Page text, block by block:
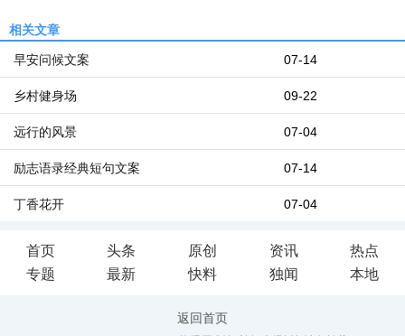
相关文章
07-14
早安问候文案
09-22
乡村健身场
07-04
远行的风景
07-14
励志语录经典短句文案
07-04
丁香花开
首页 头条 原创 资讯
热点
专题
最新 快料 独闻 本地
返回首页